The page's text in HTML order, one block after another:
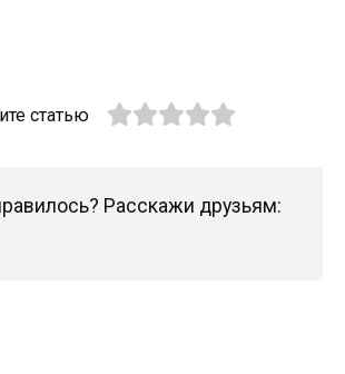
статью
Расскажи друзьям: